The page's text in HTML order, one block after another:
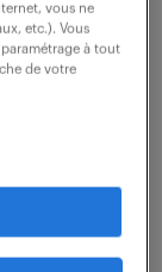
vous ne
etc.). Vous
à tout
de votre